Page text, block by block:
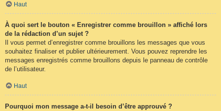
Haut
À quoi sert le bouton « Enregistrer comme brouillon » affiché lors
de la rédaction d’un sujet ?
Il vous permet d’enregistrer comme brouillons les messages que vous
souhaitez finaliser et publier ultérieurement. Vous pouvez reprendre les
messages enregistrés comme brouillons depuis le panneau de contrôle
de l’utilisateur.
Haut
Pourquoi mon message a-t-il besoin d’être approuvé ?